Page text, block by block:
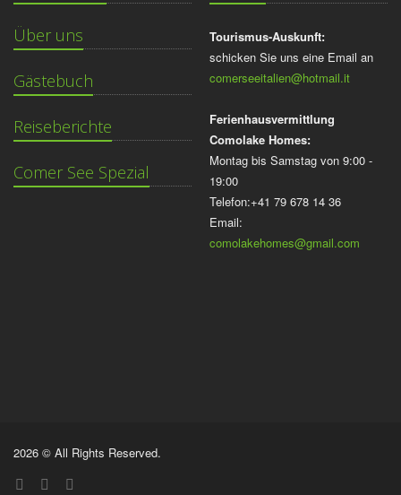
Über uns
Gästebuch
Reiseberichte
Comer See Spezial
Tourismus-Auskunft:
schicken Sie uns eine Email an
comerseeitalien@hotmail.it
Ferienhausvermittlung
Comolake Homes:
Montag bis Samstag von 9:00 -
19:00
Telefon:+41 79 678 14 36
Email:
comolakehomes@gmail.com
2026 © All Rights Reserved.